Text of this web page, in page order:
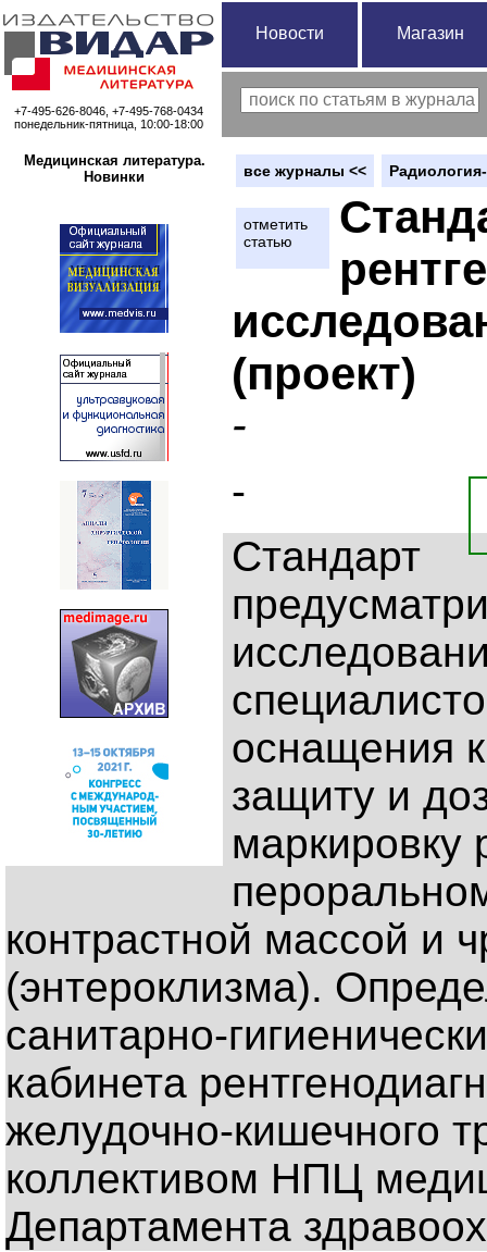
+7-495-626-8046, +7-495-768-0434
понедельник-пятница, 10:00-18:00
Новости Магазин
Медицинская литература.
Новинки
вce журналы <<
отметить
статью
(проект)
-
-
Стандарт
оснащения
защиту и
маркировку
контрастной массой и
(энтероклизма).
санитарно-
кабинета
желудочно-кишечного
коллективом НПЦ
Департамента